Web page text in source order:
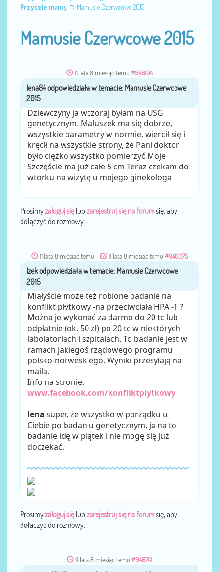
Przyszłe mamy
Mamusie Czerwcowe 2015
Mamusie Czerwcowe 2015
11 lata 8 miesiąc temu #946104
przezlena84
Dziewczyny ja wczoraj byłam na USG
genetycznym. Maluszek ma się dobrze,
wszystkie parametry w normie, wiercił się i
kręcił na wszystkie strony, że Pani doktor
było ciężko wszystko pomierzyć Moje
Szczęście ma już całe 5 cm Teraz czekam do
wtorku na wizytę u mojego ginekologa
Prosimyzaloguj sięlub zarejestruj się na forumsię, aby
dołączyć do rozmowy.
11 lata 8 miesiąc temu - 11 lata 8 miesiąc temu #946375
przezIzek
Miałyście może też robione badanie na
konflikt płytkowy -na przeciwciała HPA -1 ?
Można je wykonać za darmo do 20 tc lub
odpłatnie (ok. 50 zł) po 20 tc w niektórych
labolatoriach i szpitalach. To badanie jest w
ramach jakiegoś rządowego programu
polsko-norweskiego. Wyniki przesyłają na
maila.
Info na stronie:
www.facebook.com/konfliktplytkowy
lena super, że wszystko w porządku u
Ciebie po badaniu genetycznym, ja na to
badanie idę w piątek i nie mogę się już
doczekać.
Prosimyzaloguj sięlub zarejestruj się na forumsię, aby
dołączyć do rozmowy.
11 lata 8 miesiąc temu #946741